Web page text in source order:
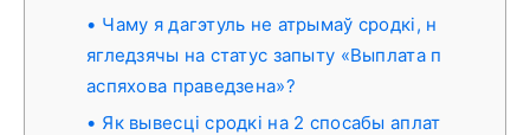
Чаму я дагэтуль не атрымаў сродкі, н
ягледзячы на ​​статус запыту «Выплата п
аспяхова праведзена»?
Як вывесці сродкі на 2 спосабы аплат